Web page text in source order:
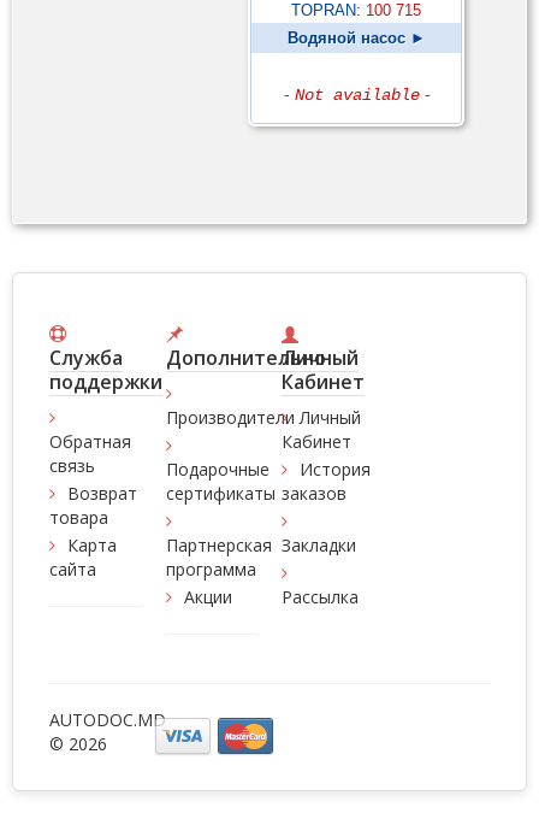
TOPRAN: 100 715
Водяной насос ►
- Not available -
Служба
поддержки
Обратная
связь
Возврат
товара
Карта
сайта
Дополнительно
Производители
Подарочные
сертификаты
Партнерская
программа
Акции
Личный
Кабинет
Личный
Кабинет
История
заказов
Закладки
Рассылка
AUTODOC.MD
© 2026